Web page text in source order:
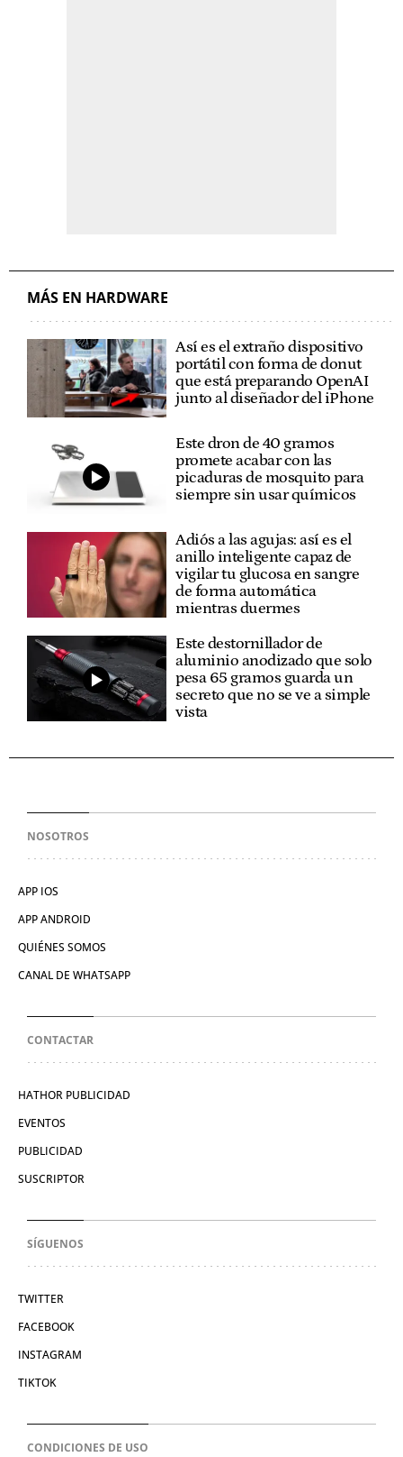
MÁS EN HARDWARE
Así es el extraño dispositivo
portátil con forma de donut
que está preparando OpenAI
junto al diseñador del iPhone
Este dron de 40 gramos
promete acabar con las
picaduras de mosquito para
siempre sin usar químicos
Adiós a las agujas: así es el
anillo inteligente capaz de
vigilar tu glucosa en sangre
de forma automática
mientras duermes
Este destornillador de
aluminio anodizado que solo
pesa 65 gramos guarda un
secreto que no se ve a simple
vista
NOSOTROS
APP IOS
APP ANDROID
QUIÉNES SOMOS
CANAL DE WHATSAPP
CONTACTAR
HATHOR PUBLICIDAD
EVENTOS
PUBLICIDAD
SUSCRIPTOR
SÍGUENOS
TWITTER
FACEBOOK
INSTAGRAM
TIKTOK
CONDICIONES DE USO